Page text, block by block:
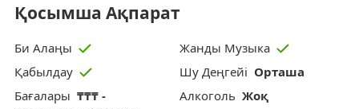
Қосымша Ақпарат
Би Алаңы
Жанды Музыка
Қабылдау
Шу Деңгейі Орташа
Бағалары ₸₸₸ -
Алкоголь Жоқ